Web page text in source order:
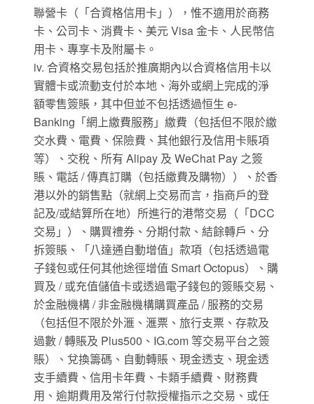
聯營卡（「合資格信用卡」），惟不適用於商務
卡、公司卡、消費卡、美元 Visa 金卡、人民幣信
用卡、專享卡及附屬卡。
iv. 合資格交易包括於推廣期內以合資格信用卡以
實體卡或流動支付於本地、海外或網上完成的淨
額零售簽賬，其中但並不包括透過恒生 e-
Banking「網上繳費服務」繳費（包括但不限於繳
交水費、電費、保險費、其他銀行及信用卡賬項
等）、交稅、所有 Alipay 及 WeChat Pay 之簽
賬、電話 / 傳真訂購（包括繳費及購物））、於香
港以外的銷售點（就網上交易而言，指商戶的登
記及/或結算所在地）所進行的港幣交易（「DCC
交易」）、購買禮券、分期付款、結餘轉戶、分
拆簽賬、「八達通自動增值」款項（包括透過電
子錢包或任何其他途徑增值 Smart Octopus）、購
買及 / 或充值儲值卡或透過電子錢包的簽賬交易、
於金融機構 / 非金融機構購買產品 / 服務的交易
（包括但不限於外滙、滙票、旅行支票、存款及
過數 / 轉賬及 Plus500、IG.com 等交易平台之簽
賬）、兌換籌碼、自動轉賬、現金透支、現金透
支手續費、信用卡年費、卡類手續費、財務費
用、逾期費用及常行付款授權指示之交易、或任